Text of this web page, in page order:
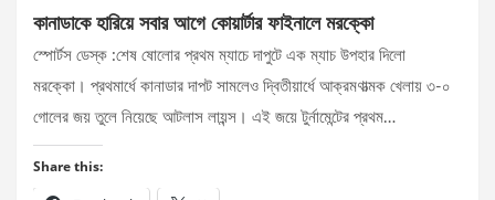
কানাডাকে হারিয়ে সবার আগে কোয়ার্টার ফাইনালে মরক্কো
স্পোর্টস ডেস্ক :শেষ ষোলোর প্রথম ম্যাচে দাপুটে এক ম্যাচ উপহার দিলো
মরক্কো। প্রথমার্ধে কানাডার দাপট সামলেও দ্বিতীয়ার্ধে আক্রমণাত্মক খেলায় ৩-০
গোলের জয় তুলে নিয়েছে আটলাস লায়ন্স। এই জয়ে টুর্নামেন্টের প্রথম…
Share this: